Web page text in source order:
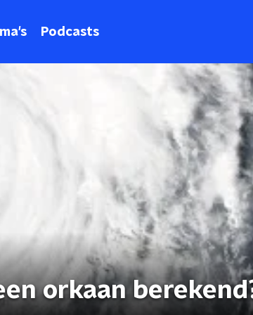
Podcasts
orkaan